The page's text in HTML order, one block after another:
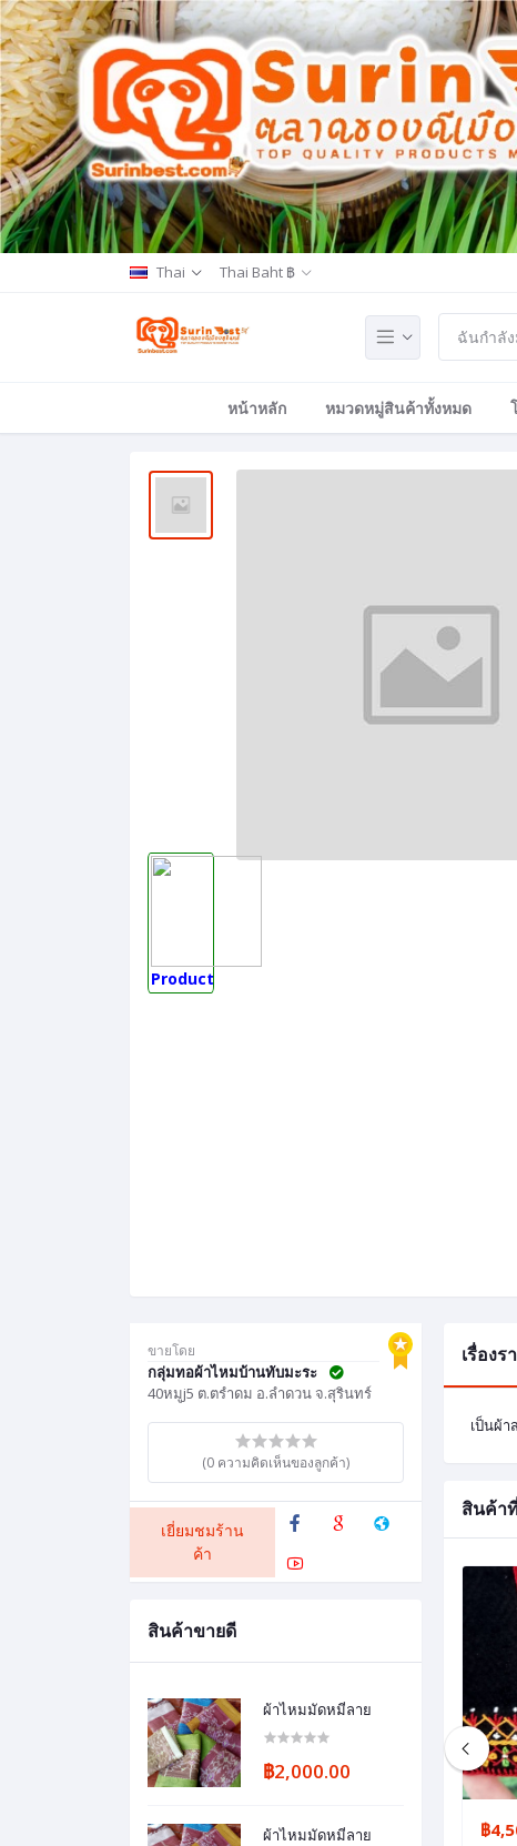
Thai Thai Baht ฿
หน้าหลัก หมวดหมู่สินค้าทั้งหมด
Product
ขายโดย
กลุ่มทอผ้าไหมบ้านทับมะระ
40หมูj5 ต.ตรำดม อ.ลำดวน จ.สุรินทร์
(0 ความคิดเห็นของลูกค้า)
เยี่ยมชมร้าน
ค้า
สินค้าขายดี
ผ้าไหมมัดหมี่ลาย
฿2,000.00
ผ้าไหมมัดหมี่ลาย
เรื่อง
เป็นผ้
สินค้า
฿2,500.00 ฿